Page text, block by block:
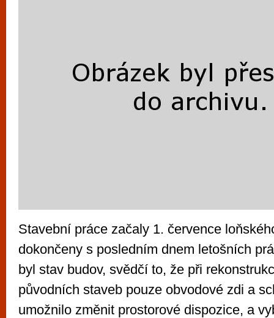
Stavební práce začaly 1. července
dokončeny s posledním dnem letošních
byl stav budov, svědčí to, že při
původních staveb pouze obvodové zdi a
umožnilo změnit prostorové dispozice, a